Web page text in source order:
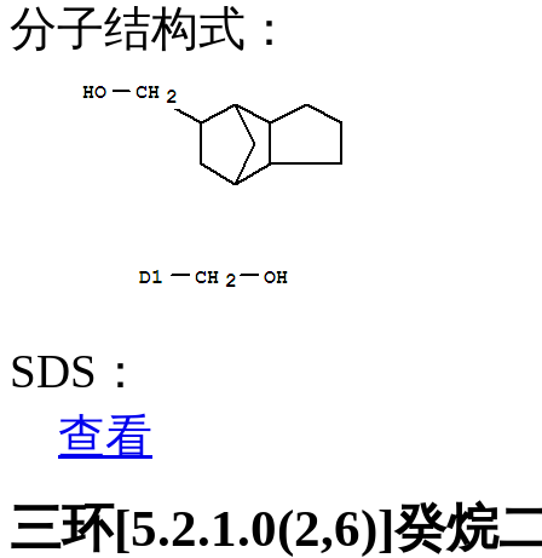
分子结构式：
SDS：
查看
三环[5.2.1.0(2,6)]癸烷